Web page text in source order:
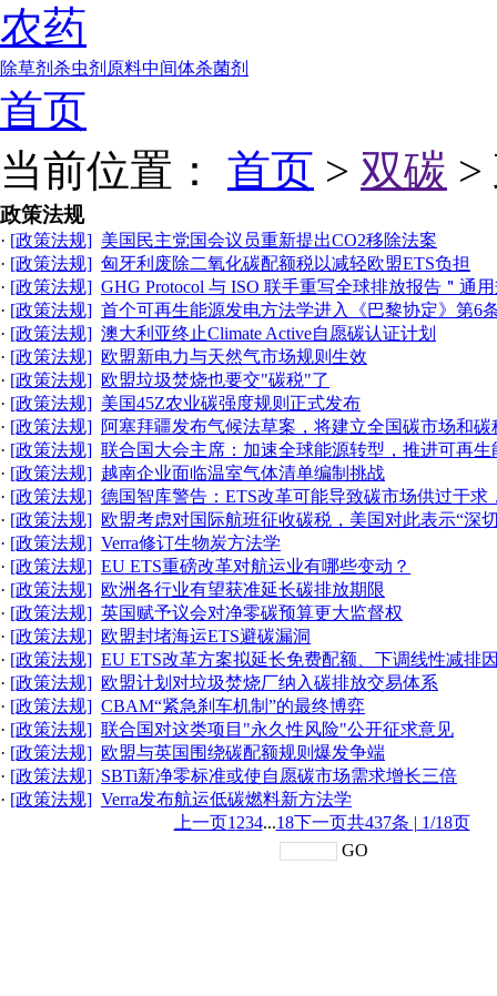
农药
除草剂 杀虫剂 原料中间体杀菌剂
首页
当前位置： 首页 > 双碳 >
政策法规
· [政策法规] 美国民主党国会议员重新提出CO2移除法案
· [政策法规] 匈牙利废除二氧化碳配额税以减轻欧盟ETS负担
· [政策法规] GHG Protocol 与 ISO 联手重写全球排放报告＂通
· [政策法规] 首个可再生能源发电方法学进入《巴黎协定》第6
· [政策法规] 澳大利亚终止Climate Active自愿碳认证计划
· [政策法规] 欧盟新电力与天然气市场规则生效
· [政策法规] 欧盟垃圾焚烧也要交"碳税"了
· [政策法规] 美国45Z农业碳强度规则正式发布
· [政策法规] 阿塞拜疆发布气候法草案，将建立全国碳市场和碳
· [政策法规] 联合国大会主席：加速全球能源转型，推进可再
· [政策法规] 越南企业面临温室气体清单编制挑战
· [政策法规] 德国智库警告：ETS改革可能导致碳市场供过于求
· [政策法规] 欧盟考虑对国际航班征收碳税，美国对此表示“深
· [政策法规] Verra修订生物炭方法学
· [政策法规] EU ETS重磅改革对航运业有哪些变动？
· [政策法规] 欧洲各行业有望获准延长碳排放期限
· [政策法规] 英国赋予议会对净零碳预算更大监督权
· [政策法规] 欧盟封堵海运ETS避碳漏洞
· [政策法规] EU ETS改革方案拟延长免费配额、下调线性减排
· [政策法规] 欧盟计划对垃圾焚烧厂纳入碳排放交易体系
· [政策法规] CBAM“紧急刹车机制”的最终博弈
· [政策法规] 联合国对这类项目"永久性风险"公开征求意见
· [政策法规] 欧盟与英国围绕碳配额规则爆发争端
· [政策法规] SBTi新净零标准或使自愿碳市场需求增长三倍
· [政策法规] Verra发布航运低碳燃料新方法学
上一页1 234...18下一页共437条 | 1/18页
GO